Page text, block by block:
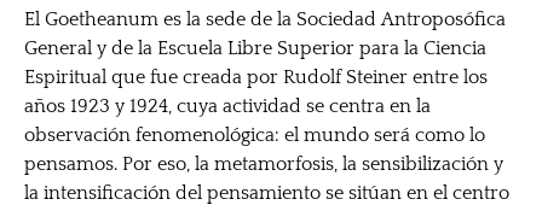
El Goetheanum es la sede de la Sociedad Antroposófica
General y de la Escuela Libre Superior para la Ciencia
Espiritual que fue creada por Rudolf Steiner entre los
años 1923 y 1924, cuya actividad se centra en la
observación fenomenológica: el mundo será como lo
pensamos. Por eso, la metamorfosis, la sensibilización y
la intensificación del pensamiento se sitúan en el centro